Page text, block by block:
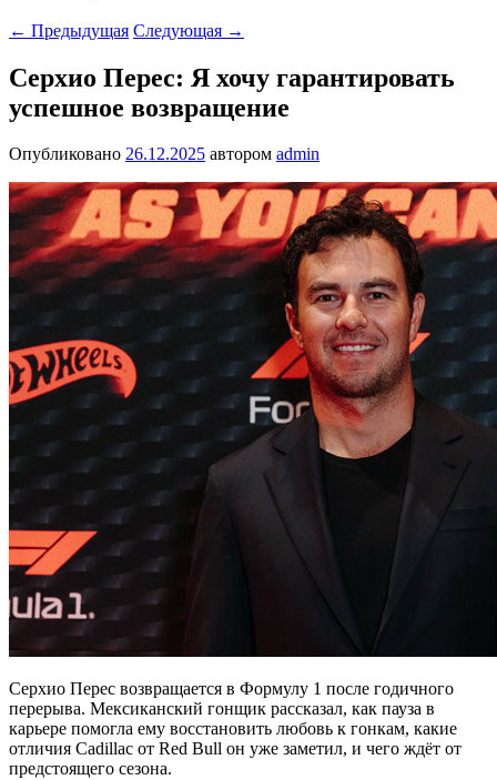
← Предыдущая Следующая →
Серхио Перес: Я хочу гарантировать
успешное возвращение
Опубликовано 26.12.2025 автором admin
Серхио Перес возвращается в Формулу 1 после годичного
перерыва. Мексиканский гонщик рассказал, как пауза в
карьере помогла ему восстановить любовь к гонкам, какие
отличия Cadillac от Red Bull он уже заметил, и чего ждёт от
предстоящего сезона.